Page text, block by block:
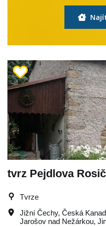
tvrz Pejdlova
Tvrze
Jižní Čechy, Česká
Jarošov nad Nežárkou,